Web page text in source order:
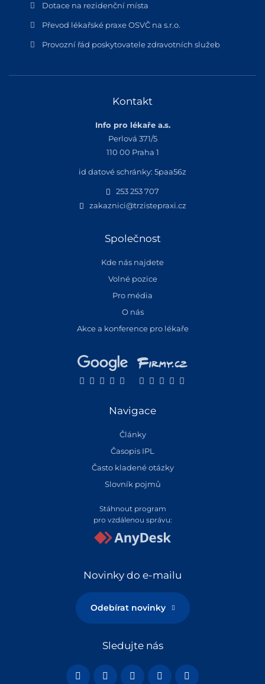
Dotace na rezidenční místa
Převod lékařské praxe OSVČ na s.r.o.
Provozní řád poskytovatele zdravotních služeb
Kontakt
Info pro lékaře a.s.
Perlová 371/5
110 00 Praha 1
id datové schránky: 5paa56z
253 253 707
zakaznici@trzistepraxi.cz
Společnost
Kde nás najdete
Volné pozice
Pro média
O nás
Akce a konference pro lékaře
Navigace
Články
Časopis IPL
Často kladené otázky
Slovník pojmů
Stáhnout program
pro vzdálenou správu:
Novinky do e-mailu
Odebírat novinky
Sledujte nás